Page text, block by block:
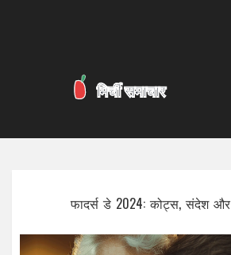
फादर्स डे 2024: कोट्स, संदेश और